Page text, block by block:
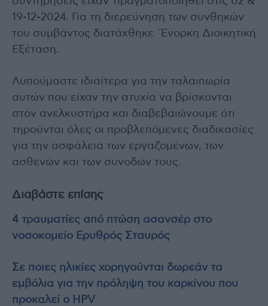
19-12-2024. Για τη διερεύνηση των συνθηκών
του συμβάντος διατάχθηκε ´Ένορκη Διοικητική
Εξέταση.
Λυπούμαστε ιδιαίτερα για την ταλαιπωρία
αυτών που είχαν την ατυχία να βρίσκονται
στον ανελκυστήρα και διαβεβαιώνουμε ότι
τηρούνται όλες οι προβλεπόμενες διαδικασίες
για την ασφάλεια των εργαζομένων, των
ασθενών και των συνοδών τους.
Διαβάστε επίσης
4 τραυματίες από πτώση ασανσέρ στο
νοσοκομείο Ερυθρός Σταυρός
Σε ποιες ηλικίες χορηγούνται δωρεάν τα
εμβόλια για την πρόληψη του καρκίνου που
προκαλεί ο HPV